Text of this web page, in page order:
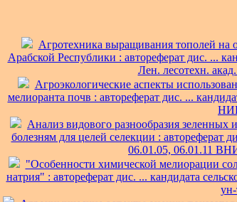
Агротехника выращивания тополей
Арабской Республики : автореферат дис. ...
Лен. лесотехн.
Агроэкологические аспекты
мелиоранта почв : автореферат дис. ...
Анализ видового разнообразия зеленных
болезням для целей селекции : автореферат
06.01.05, 06.01.11
"Особенности химической мелиорации
натрия" : автореферат дис. ... кандидата
ун-